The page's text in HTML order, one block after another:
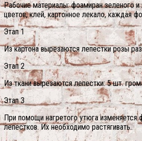
Рабочие материалы: фоамиран зеленого и
цветов, клей, картонное лекало, каждая
Этап 1
Из картона вырезаются лепестки розы
Этап 2
Из ткани вырезаются лепестки: 5 шт.
Этап 3
При помощи нагретого утюга изменяется
лепестков. Их необходимо растягивать.